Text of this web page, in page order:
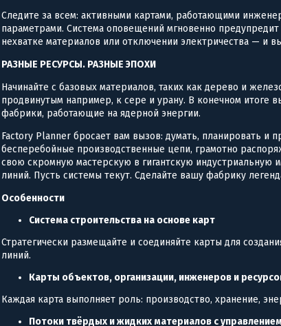
Следите за всем: активными картами, работающими
параметрами. Система оповещений мгновенно
нехватке материалов или отключении электричества — и
РАЗНЫЕ РЕСУРСЫ. РАЗНЫЕ ЭПОХИ
Начинайте с базовых материалов, таких как дерево и
продвинутым например, к сере и урану. В конечном итоге
фабрики, работающие на ядерной энергии.
Factory Planner бросает вам вызов: думать, планировать и
бесперебойные производственные цепи, грамотно
свою скромную мастерскую в гигантскую
линий. Пусть системы текут. Сделайте вашу фабрику
Особенности
Система строительства на основе карт
Стратегически размещайте и соединяйте карты для
линий.
Карты объектов, организации, инженеров и
Каждая карта выполняет роль: производство, хранение,
Потоки твёрдых и жидких материалов с